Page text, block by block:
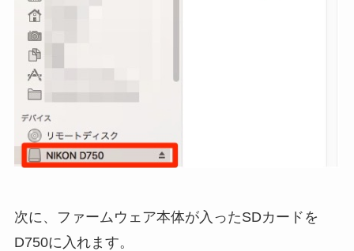
次に、ファームウェア本体が入ったSDカードを
D750に入れます。